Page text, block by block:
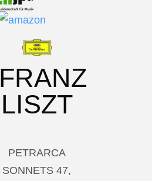
FRANZ
LISZT
PETRARCA
SONNETS 47,